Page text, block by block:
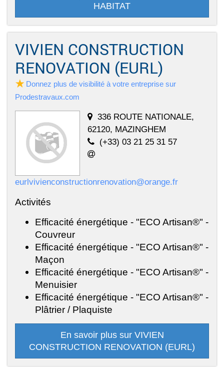
HABITAT
VIVIEN CONSTRUCTION
RENOVATION (EURL)
Donnez plus de visibilité à votre entreprise sur
Prodestravaux.com
336 ROUTE NATIONALE,
62120, MAZINGHEM
(+33) 03 21 25 31 57
eurlvivienconstructionrenovation@orange.fr
Activités
Efficacité énergétique - "ECO Artisan®" -
Couvreur
Efficacité énergétique - "ECO Artisan®" -
Maçon
Efficacité énergétique - "ECO Artisan®" -
Menuisier
Efficacité énergétique - "ECO Artisan®" -
Plâtrier / Plaquiste
En savoir plus sur VIVIEN
CONSTRUCTION RENOVATION (EURL)